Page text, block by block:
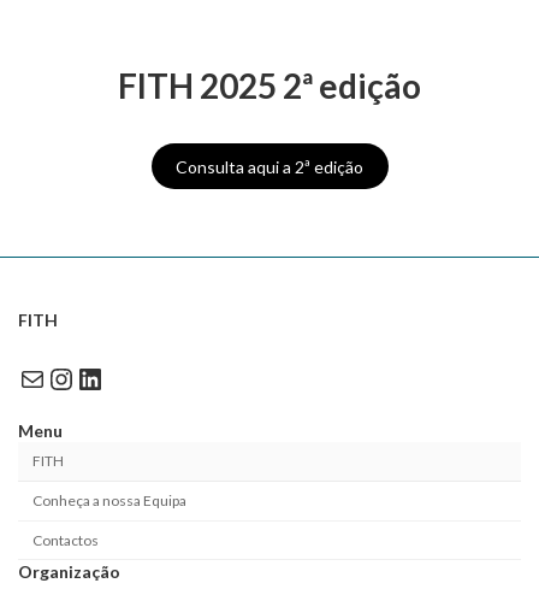
FITH 2025 2ª edição
Consulta aqui a 2ª edição
FITH
MailInstagram
LinkedIn
Menu
FITH
Conheça a nossa Equipa
Contactos
Organização